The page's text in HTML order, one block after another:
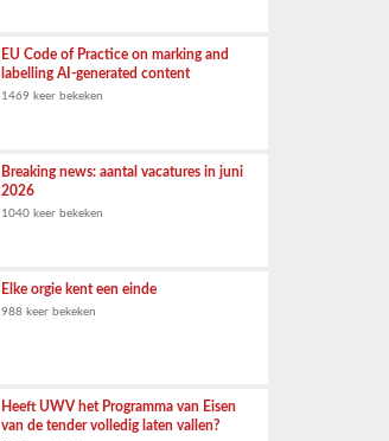
EU Code of Practice on marking and
labelling AI-generated content
1469 keer bekeken
Breaking news: aantal vacatures in juni
2026
1040 keer bekeken
Elke orgie kent een einde
988 keer bekeken
Heeft UWV het Programma van Eisen
van de tender volledig laten vallen?